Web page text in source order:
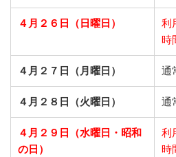
４月２６日（日曜日）
利
時
４月２７日（月曜日） 通
４月２８日（火曜日） 通
４月２９日（水曜日・昭和
の日）
利
時